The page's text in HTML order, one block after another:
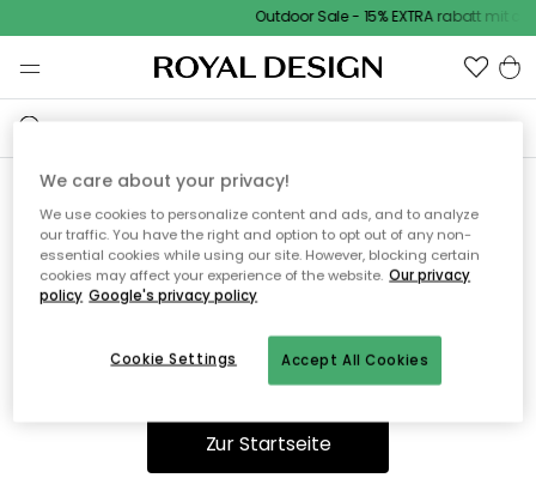
Outdoor Sale - 15% EXTRA rabatt mit
Ooops, die Seite wurde nicht
gefunden.
Sie können auf unserer Startseiteweiter navigieren.
Zur Startseite
We care about your privacy!
We use cookies to personalize content and ads, and to analyze
our traffic. You have the right and option to opt out of any non-
essential cookies while using our site. However, blocking certain
cookies may affect your experience of the website. Our privacy
policy Google's privacy policy
Accept All Cookies
Cookie Settings